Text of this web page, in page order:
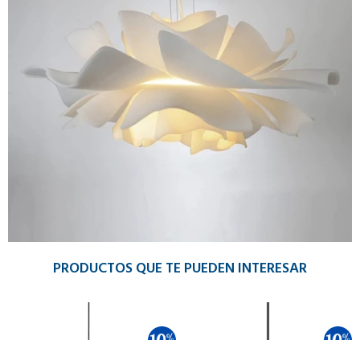
PRODUCTOS QUE TE PUEDEN INTERESAR